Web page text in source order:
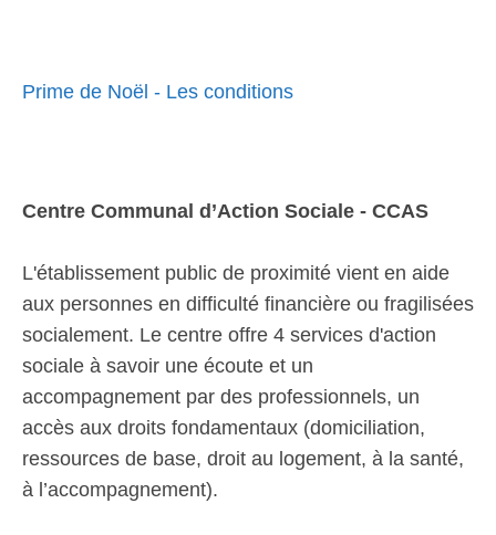
Prime de Noël - Les conditions
Centre Communal d’Action Sociale - CCAS
L'établissement public de proximité vient en aide
aux personnes en difficulté financière ou fragilisées
socialement. Le centre offre 4 services d'action
sociale à savoir une écoute et un
accompagnement par des professionnels, un
accès aux droits fondamentaux (domiciliation,
ressources de base, droit au logement, à la santé,
à l’accompagnement).